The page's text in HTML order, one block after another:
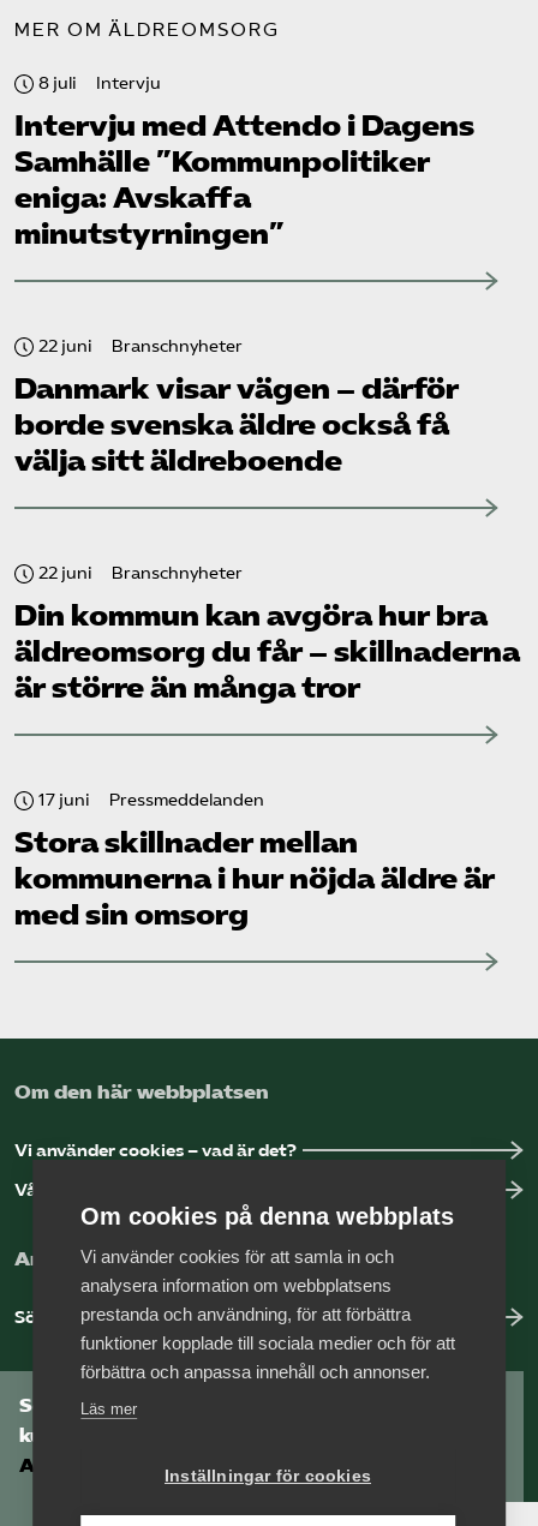
MER OM ÄLDREOMSORG
8 juli Intervju
Intervju med Attendo i Dagens
Samhälle ”Kommunpolitiker
eniga: Avskaffa
minutstyrningen”
22 juni Branschnyheter
Danmark visar vägen – därför
borde svenska äldre också få
välja sitt äldreboende
22 juni Branschnyheter
Din kommun kan avgöra hur bra
äldreomsorg du får – skillnaderna
är större än många tror
17 juni Pressmeddelanden
Stora skillnader mellan
kommunerna i hur nöjda äldre är
med sin omsorg
Om den här webbplatsen
Vi använder cookies – vad är det?
Vår dataskyddspolicy
Arbeta hos Vårdföretagarna?
Sök jobb hos oss
Som medlem har du tillgång till vår digitala
kunskapsbank
Arbetsgivarguiden
Om cookies på denna webbplats
Vi använder cookies för att samla in och
analysera information om webbplatsens
prestanda och användning, för att förbättra
funktioner kopplade till sociala medier och för att
förbättra och anpassa innehåll och annonser.
Läs mer
Inställningar för cookies